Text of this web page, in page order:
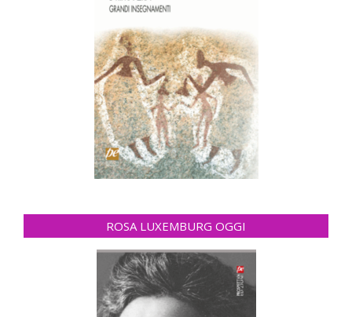
ROSA LUXEMBURG OGGI